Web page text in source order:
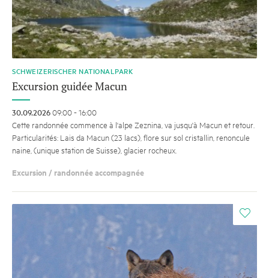
SCHWEIZERISCHER NATIONALPARK
Excursion guidée Macun
30.09.202609:00 - 16:00
Cette randonnée commence à l'alpe Zeznina, va jusqu'à Macun et retour.
Particularités: Lais da Macun (23 lacs), flore sur sol cristallin, renoncule
naine, (unique station de Suisse), glacier rocheux.
Excursion / randonnée accompagnée
i